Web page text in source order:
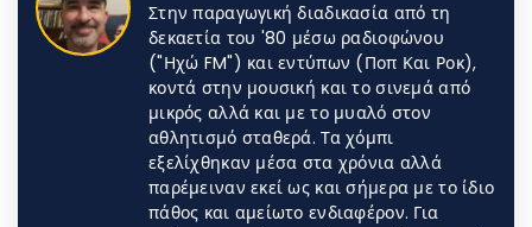
Στην παραγωγική διαδικασία από τη
δεκαετία του '80 μέσω ραδιοφώνου
("Ηχώ FM") και εντύπων (Ποπ Και Ροκ),
κοντά στην μουσική και το σινεμά από
μικρός αλλά και με το μυαλό στον
αθλητισμό σταθερά. Τα χόμπι
εξελίχθηκαν μέσα στα χρόνια αλλά
παρέμειναν εκεί ως και σήμερα με το ίδιο
πάθος και αμείωτο ενδιαφέρον. Για